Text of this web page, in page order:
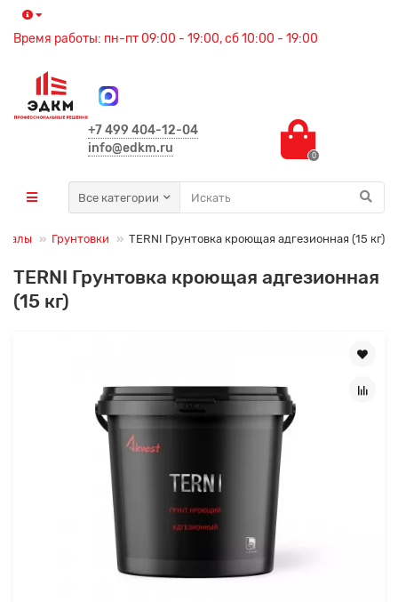
Время работы: пн-пт 09:00 - 19:00, сб 10:00 - 19:00
+7 499 404-12-04
info@edkm.ru
0
Все категории
Грунтовки TERNI Грунтовка кроющая адгезионная (15 кг)
TERNI Грунтовка кроющая адгезионная
(15 кг)